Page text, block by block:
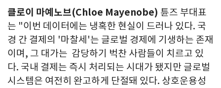
클로이 마예노브(Chloe Mayenobe) 튠즈 부대표
는 "이번 데이터에는 냉혹한 현실이 드러나 있다. 국
경 간 결제의 '마찰세'는 글로벌 경제에 기생하는 존재
이며, 그 대가는 감당하기 벅찬 사람들이 치르고 있
다. 국내 결제는 즉시 처리되는 시대가 됐지만 글로벌
시스템은 여전히 완고하게 단절돼 있다. 상호운용성